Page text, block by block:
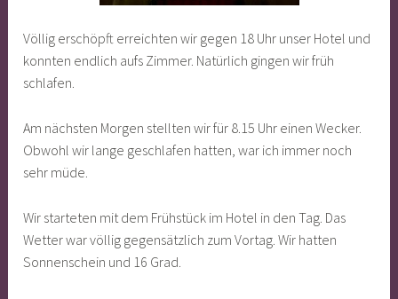
Völlig erschöpft erreichten wir gegen 18 Uhr unser Hotel und
konnten endlich aufs Zimmer. Natürlich gingen wir früh
schlafen.
Am nächsten Morgen stellten wir für 8.15 Uhr einen Wecker.
Obwohl wir lange geschlafen hatten, war ich immer noch
sehr müde.
Wir starteten mit dem Frühstück im Hotel in den Tag. Das
Wetter war völlig gegensätzlich zum Vortag. Wir hatten
Sonnenschein und 16 Grad.